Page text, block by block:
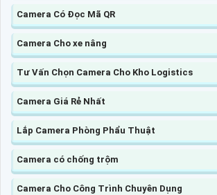
Camera Có Đọc Mã QR
Camera Cho xe nâng
Tư Vấn Chọn Camera Cho Kho Logistics
Camera Giá Rẻ Nhất
Lắp Camera Phòng Phẩu Thuật
Camera có chống trộm
Camera Cho Công Trình Chuyên Dụng